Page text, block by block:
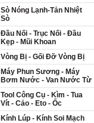
Sò Nóng Lạnh-Tản Nhiệt
Sò
Đầu Nối - Trục Nối - Đầu
Kẹp - Mũi Khoan
Vòng Bị - Gối Đỡ Vòng Bị
Máy Phun Sương - Máy
Bơm Nước - Van Nước Từ
Tool Công Cụ - Kìm - Tua
Vít - Cảo - Eto - Ốc
Kính Lúp - Kính Soi Mạch